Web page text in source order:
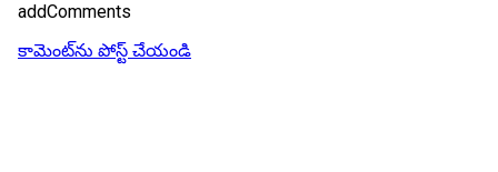
addComments
కామెంట్‌ను పోస్ట్ చేయండి